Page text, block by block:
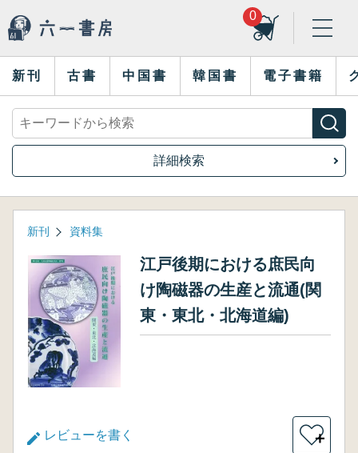
0
新刊 古書 中国書 韓国書 電子書籍
詳細検索
新刊 資料集
江戸後期における庶民向
け陶磁器の生産と流通(関
東・東北・北海道編)
レビューを書く ＋